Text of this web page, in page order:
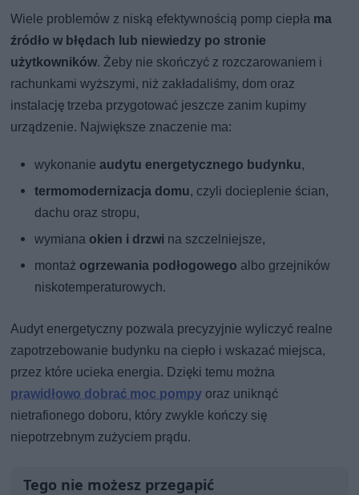
Wiele problemów z niską efektywnością pomp ciepła ma
źródło w błędach lub niewiedzy po stronie
użytkowników. Żeby nie skończyć z rozczarowaniem i
rachunkami wyższymi, niż zakładaliśmy, dom oraz
instalację trzeba przygotować jeszcze zanim kupimy
urządzenie. Największe znaczenie ma:
wykonanieaudytu energetycznego budynku,
termomodernizacja domu, czyli docieplenie ścian,
dachu oraz stropu,
wymiana okien i drzwi na szczelniejsze,
montaż ogrzewania podłogowego albo grzejników
niskotemperaturowych.
Audyt energetyczny pozwala precyzyjnie wyliczyć realne
zapotrzebowanie budynku na ciepło i wskazać miejsca,
przez które ucieka energia. Dzięki temu można
prawidłowo dobrać moc pompy oraz uniknąć
nietrafionego doboru, który zwykle kończy się
niepotrzebnym zużyciem prądu.
Tego nie możesz przegapić